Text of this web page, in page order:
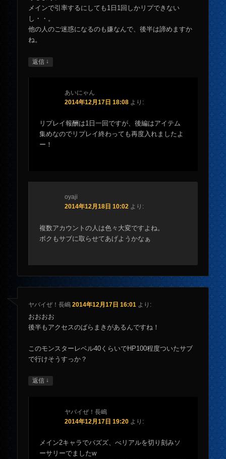
メインで引率するにしても1日1回しかリプできない
し・・。
他の人のご迷惑になるのも嫌なんで、後半は諦めますか
ね。
返信 ↓
あいにゃん
2014年12月17日 18:08 より:
リプレイ報酬は1日一回ですが、後編はアイテム
集めなのでリプレイ終わっても再度入れましたよ
ー！
oyaji
2014年12月18日 10:02 より:
複数アカウントの人は色々大変ですよね。
ボクもサブに取らせてあげようかなぁ
ヤバイぜ！長嶋 2014年12月17日 16:01 より:
おおおお
後半もアクセスのばらまきがあるんですね！
このモンスターレベル40くらいでHP100程度ついたサブ
で行けそうすっか？
返信 ↓
ヤバイぜ！長嶋
2014年12月17日 19:20 より:
メイン2キャラでバズズ、べリアルを切り刻みソ
ーサリーでましたw